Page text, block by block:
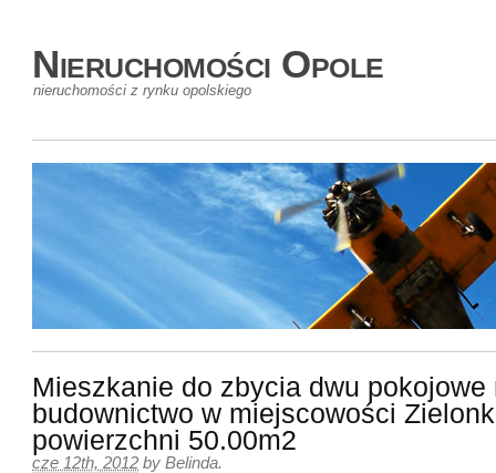
Nieruchomości Opole
nieruchomości z rynku opolskiego
Mieszkanie do zbycia dwu pokojowe
budownictwo w miejscowości
powierzchni 50.00m2
cze 12th, 2012 by Belinda.